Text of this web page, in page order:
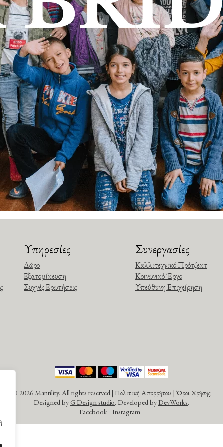
Υπηρεσίες
Δώρο
Εξατομίκευση
Συχνές Ερωτήσεις
Συνεργασίες
Καλλιτεχνικό Πρότζεκτ
Κοινωνικό Έργο
Υπεύθυνη Επιχείρηση
© 2026 Mantility. All rights reserved | Πολιτική Απορρήτου | Όροι Χρήσης
Designed byG Design studio. Developed byDevWorks.
Facebook Instagram